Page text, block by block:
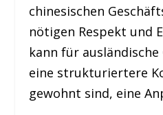
chinesischen
nötigen Respekt und
kann für
eine strukturiertere
gewohnt sind, eine